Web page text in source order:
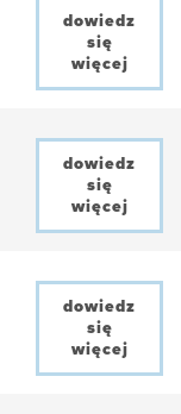
dowiedz
się
więcej
dowiedz
się
więcej
dowiedz
się
więcej